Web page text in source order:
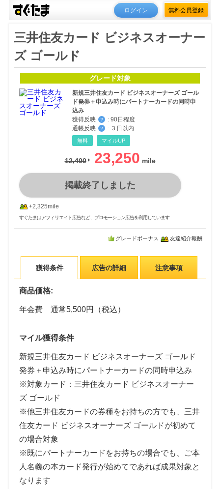
ログイン 無料会員登録
三井住友カード ビジネスオーナー
ズ ゴールド
グレード対象
新規三井住友カード ビジネスオーナーズ ゴール
ド発券＋申込み時にパートナーカードの同時申
込み
獲得反映
？ : 90日程度
通帳反映
？ : ３日以内
無料 マイルUP
12,400 23,250
掲載終了しました
+2,325mile
すぐたまはアフィリエイト広告など、プロモーション広告を利用しています
グレードボーナス 友達紹介報酬
獲得条件 広告の詳細 注意事項
商品価格:
年会費 通常5,500円（税込）
マイル獲得条件
新規三井住友カード ビジネスオーナーズ ゴールド
発券＋申込み時にパートナーカードの同時申込み
※対象カード：三井住友カード ビジネスオーナー
ズ ゴールド
※他三井住友カードの券種をお持ちの方でも、三井
住友カード ビジネスオーナーズ ゴールドが初めて
の場合対象
※既にパートナーカードをお持ちの場合でも、ご本
人名義の本カード発行が始めてであれば成果対象と
なります